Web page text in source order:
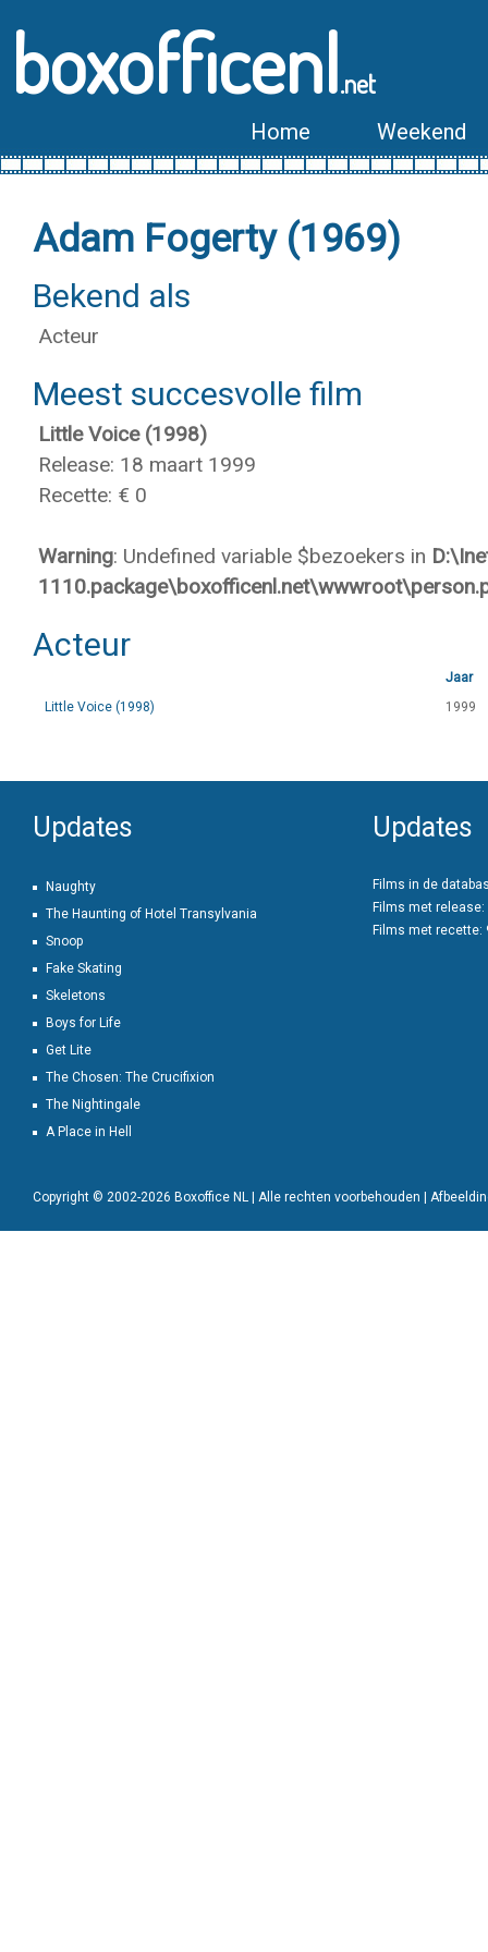
boxofficenl.net
Home Weekend
Adam Fogerty (1969)
Bekend als
Acteur
Meest succesvolle film
Little Voice (1998)
Release: 18 maart 1999
Recette: € 0
Warning: Undefined variable $bezoekers in
Acteur
Jaar
Little Voice (1998)
1999
Updates
Naughty
The Haunting of Hotel Transylvania
Snoop
Fake Skating
Skeletons
Boys for Life
Get Lite
The Chosen: The Crucifixion
The Nightingale
A Place in Hell
Updates
Films in de
Films met release:
Films met recette:
Copyright © 2002-2026 Boxoffice NL | Alle rechten voorbehouden |